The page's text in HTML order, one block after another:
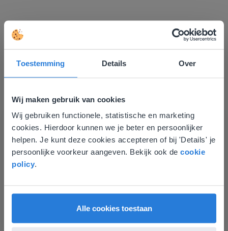
Toestemming Details Over
Wij maken gebruik van cookies
Wij gebruiken functionele, statistische en marketing
cookies. Hierdoor kunnen we je beter en persoonlijker
helpen. Je kunt deze cookies accepteren of bij 'Details' je
persoonlijke voorkeur aangeven. Bekijk ook de cookie
policy.
Alle cookies toestaan
Ontdek meer
Groep 8, Blok 9, Week 3, Les 11
Deze website komt niet
overeen met je locatie
Gezien je locatie, denken we dat je misschien
liever naar de website voor English gaat. Hier
English
Nederland